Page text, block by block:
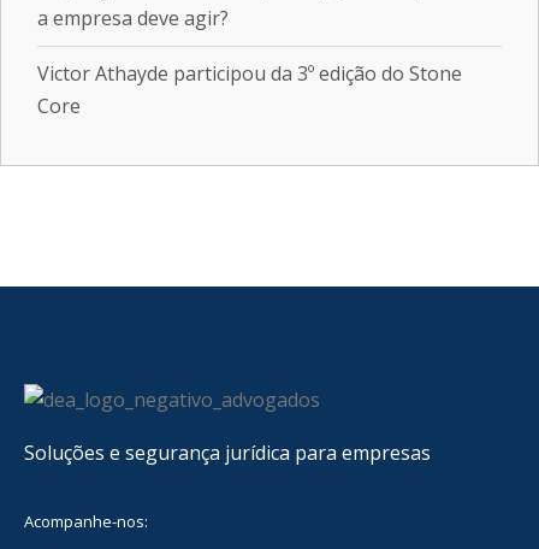
a empresa deve agir?
Victor Athayde participou da 3º edição do Stone
Core
Soluções e segurança jurídica para empresas
Acompanhe-nos: